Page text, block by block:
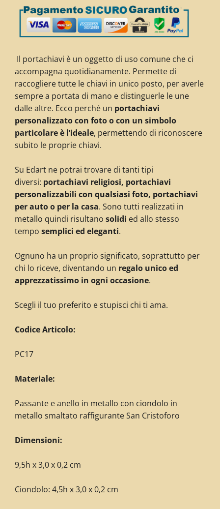
Il portachiavi è un oggetto di uso comune che ci
accompagna quotidianamente. Permette di
raccogliere tutte le chiavi in unico posto, per averle
sempre a portata di mano e distinguerle le une
dalle altre. Ecco perché un portachiavi
personalizzato con foto o con un simbolo
particolare è l’ideale, permettendo di riconoscere
subito le proprie chiavi.
Su Edart ne potrai trovare di tanti tipi
diversi: portachiavi religiosi, portachiavi
personalizzabili con qualsiasi foto, portachiavi
per auto o per la casa. Sono tutti realizzati in
metallo quindi risultano solidi ed allo stesso
tempo semplici ed eleganti.
Ognuno ha un proprio significato, soprattutto per
chi lo riceve, diventando un regalo unico ed
apprezzatissimo in ogni occasione.
Scegli il tuo preferito e stupisci chi ti ama.
Codice Articolo:
PC17
Materiale:
Passante e anello in metallo con ciondolo in
metallo smaltato raffigurante San Cristoforo
Dimensioni:
9,5h x 3,0 x 0,2 cm
Ciondolo: 4,5h x 3,0 x 0,2 cm